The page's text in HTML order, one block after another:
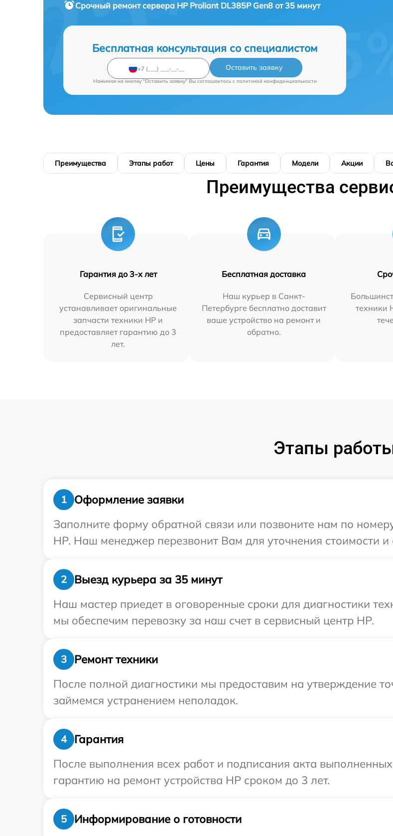
Срочный ремонтсервера HP Proliant DL385P Gen8 от 35 минут
Бесплатная консультация со специалистом
Оставить заявку
Нажимая на кнопку "Оставить заявку" Вы соглашаетесь c политикой конфиденциальности
Преимущества Этапы работ Цены Гарантия Модели Акции
Преимущества
Гарантия до 3-х лет
Сервисный центр
устанавливает оригинальные
запчасти техники HP и
предоставляет гарантию до 3
лет.
Бесплатная доставка
Наш курьер в Санкт-
Петербурге бесплатно доставит
ваше устройство на ремонт и
обратно.
техники
Этапы
1
Оформление заявки
Заполните форму обратной связи или позвоните нам по
HP. Наш менеджер перезвонит Вам для уточнения стоимости
2
Выезд курьера за 35 минут
Наш мастер приедет в оговоренные сроки для диагностики
мы обеспечим перевозку за наш счет в сервисный центр HP.
3
Ремонт техники
После полной диагностики мы предоставим на утверждение
займемся устранением неполадок.
4
Гарантия
После выполнения всех работ и подписания акта
гарантию на ремонт устройства HP сроком до 3 лет.
5
Информирование о готовности